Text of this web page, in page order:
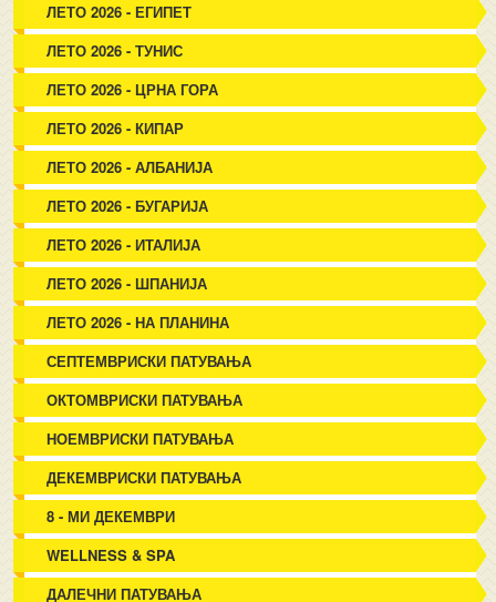
ЛЕТО 2026 - ЕГИПЕТ
ЛЕТО 2026 - ТУНИС
ЛЕТО 2026 - ЦРНА ГОРА
ЛЕТО 2026 - КИПАР
ЛЕТО 2026 - АЛБАНИЈА
ЛЕТО 2026 - БУГАРИЈА
ЛЕТО 2026 - ИТАЛИЈА
ЛЕТО 2026 - ШПАНИЈА
ЛЕТО 2026 - НА ПЛАНИНА
СЕПТЕМВРИСКИ ПАТУВАЊА
ОКТОМВРИСКИ ПАТУВАЊА
НОЕМВРИСКИ ПАТУВАЊА
ДЕКЕМВРИСКИ ПАТУВАЊА
8 - МИ ДЕКЕМВРИ
WELLNESS & SPA
ДАЛЕЧНИ ПАТУВАЊА